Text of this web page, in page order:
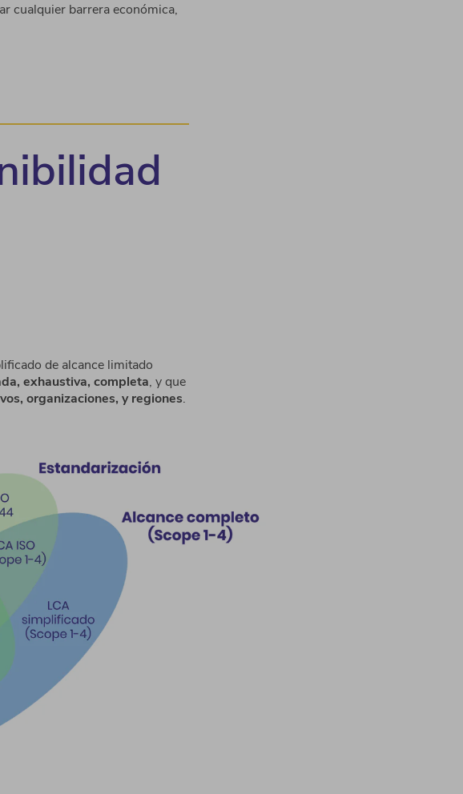
cualquier barrera económica,
de alcance limitado
exhaustiva, completa, y que
organizaciones, y regiones.